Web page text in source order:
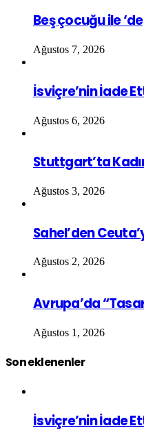
Beş çocuğu ile
Ağustos 7, 2026
İsviçre’nin İade
Ağustos 6, 2026
Stuttgart’ta
Ağustos 3, 2026
Sahel’den
Ağustos 2, 2026
Avrupa’da
Ağustos 1, 2026
Son eklenenler
İsviçre’nin İade